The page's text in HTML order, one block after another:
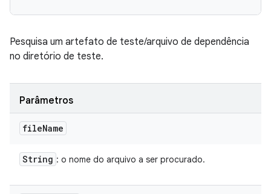
Pesquisa um artefato de teste/arquivo de dependência
no diretório de teste.
Parâmetros
fileName
String : o nome do arquivo a ser procurado.